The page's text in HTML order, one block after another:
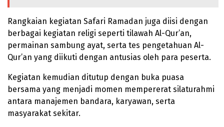
Rangkaian kegiatan Safari Ramadan juga diisi dengan
berbagai kegiatan religi seperti tilawah Al-Qur’an,
permainan sambung ayat, serta tes pengetahuan Al-
Qur’an yang diikuti dengan antusias oleh para peserta.
Kegiatan kemudian ditutup dengan buka puasa
bersama yang menjadi momen mempererat silaturahmi
antara manajemen bandara, karyawan, serta
masyarakat sekitar.